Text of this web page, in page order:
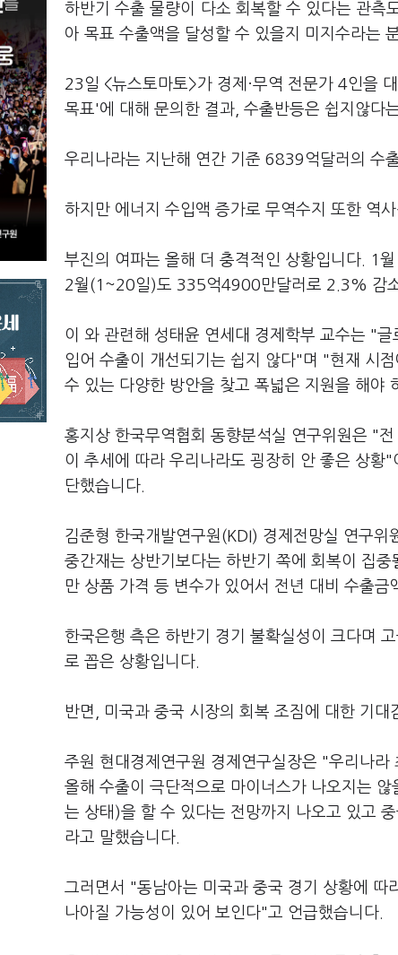
하반기 수출 물량이 다소 회복할 수 있다는 관측
아 목표 수출액을 달성할 수 있을지 미지수라는
23일 <뉴스토마토>가 경제·무역 전문가 4인을
목표'에 대해 문의한 결과, 수출반등은 쉽지않다
우리나라는 지난해 연간 기준 6839억달러의 수
하지만 에너지 수입액 증가로 무역수지 또한 역
부진의 여파는 올해 더 충격적인 상황입니다. 1
2월(1~20일)도 335억4900만달러로 2.3% 감
이 와 관련해 성태윤 연세대 경제학부 교수는 "
입어 수출이 개선되기는 쉽지 않다"며 "현재 시
수 있는 다양한 방안을 찾고 폭넓은 지원을 해야
홍지상 한국무역협회 동향분석실 연구위원은 "
이 추세에 따라 우리나라도 굉장히 안 좋은 상황
단했습니다.
김준형 한국개발연구원(KDI) 경제전망실 연구
중간재는 상반기보다는 하반기 쪽에 회복이 집
만 상품 가격 등 변수가 있어서 전년 대비 수출
한국은행 측은 하반기 경기 불확실성이 크다며
로 꼽은 상황입니다.
반면, 미국과 중국 시장의 회복 조짐에 대한 기대
주원 현대경제연구원 경제연구실장은 "우리나
올해 수출이 극단적으로 마이너스가 나오지는
는 상태)을 할 수 있다는 전망까지 나오고 있고
라고 말했습니다.
그러면서 "동남아는 미국과 중국 경기 상황에 따
나아질 가능성이 있어 보인다"고 언급했습니다.